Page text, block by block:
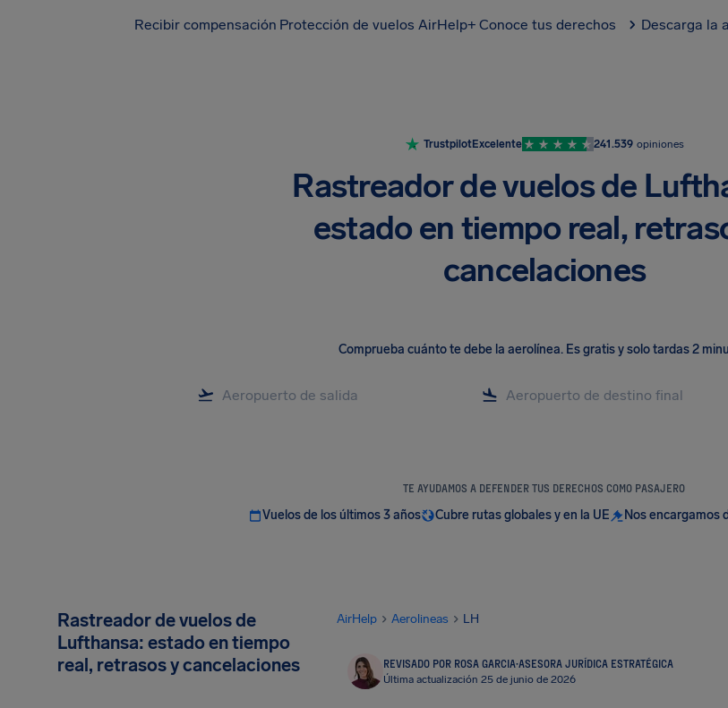
Recibir compensación Protección de vuelos AirHelp+ Conoce tus derechos Descarga la
TrustpilotExcelente 241.539 opiniones
Rastreador de vuelos de
estado en tiempo real,
cancelaciones
Comprueba cuánto te debe la aerolínea. Es gratis y solo tardas 2
TE AYUDAMOS A DEFENDER TUS DERECHOS COMO PASAJERO
Vuelos de los últimos 3 años Cubre rutas globales y en la UE Nos encargamos
Rastreador de vuelos de
Lufthansa: estado en tiempo
real, retrasos y cancelaciones
AirHelp Aerolineas LH
REVISADO POR ROSA GARCIA·ASESORA JURÍDICA ESTRATÉGICA
Última actualización 25 de junio de 2026